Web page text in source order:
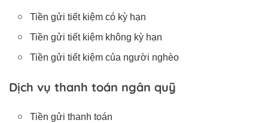
Tiền gửi tiết kiệm có kỳ hạn
Tiền gửi tiết kiệm không kỳ hạn
Tiền gửi tiết kiệm của người nghèo
Dịch vụ thanh toán ngân quỹ
Tiền gửi thanh toán